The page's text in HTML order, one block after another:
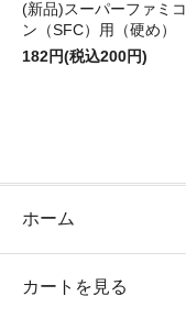
(新品)スーパーファミコ
ン（SFC）用（硬め）
182円(税込200円)
ホーム
カートを見る